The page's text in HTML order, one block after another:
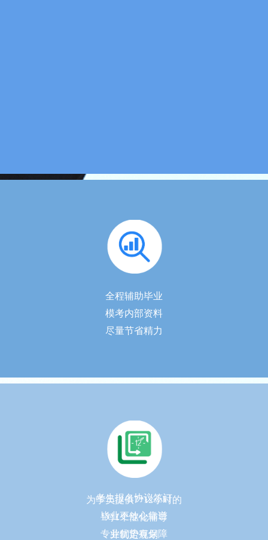
全程辅助毕业
模考内部资料
尽量节省精力
考生报名协议签订
毕业更放心靠谱
专业优势有保障
为学员提供7*12小时的
1对1个性化辅导
并制定规划